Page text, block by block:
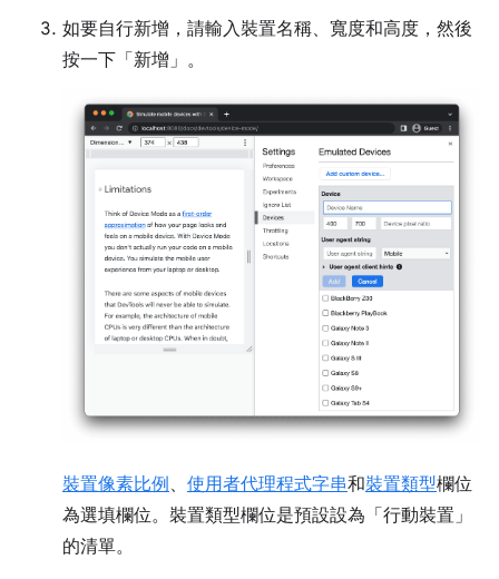
如要自行新增，請輸入裝置名稱、寬度和高度，然後
按一下「新增」 。
裝置像素比例 、 使用者代理程式字串和裝置類型欄位
為選填欄位。裝置類型欄位是預設設為「行動裝置」
的清單。